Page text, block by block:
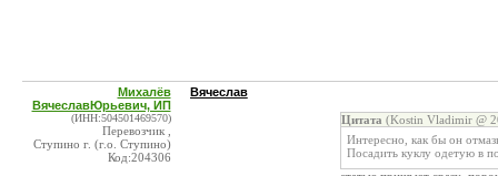
Михалёв
ВячеславЮрьевич, ИП
(ИНН:504501469570)
Перевозчик ,
Ступино г. (г.о. Ступино)
Код:204306
Вячеслав
Цитата (Kostin Vladimir @
Интересно, как бы он
Посадить куклу одетую в